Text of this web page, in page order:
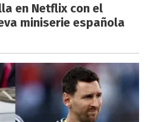
en Netflix con el
miniserie española